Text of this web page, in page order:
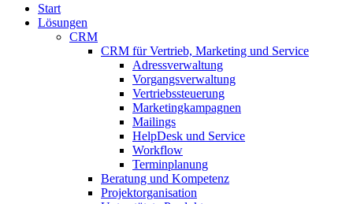
Start
Lösungen
CRM
CRM für Vertrieb, Marketing und Service
Adressverwaltung
Vorgangsverwaltung
Vertriebssteuerung
Marketingkampagnen
Mailings
HelpDesk und Service
Workflow
Terminplanung
Beratung und Kompetenz
Projektorganisation